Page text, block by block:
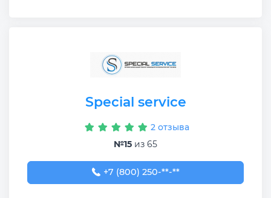
Special service
2 отзыва
№15 из 65
+7 (800) 250-54-44
+7 (800) 250-**-**